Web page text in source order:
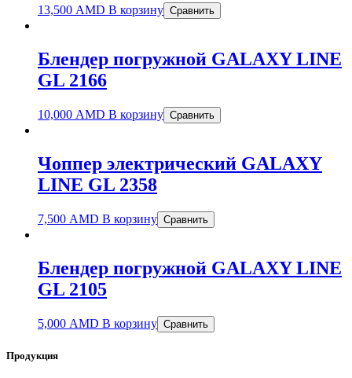
13,500 AMD В корзину Сравнить
Блендер погружной GALAXY LINE
GL 2166
10,000 AMD В корзину Сравнить
Чоппер электрический GALAXY
LINE GL 2358
7,500 AMD В корзину Сравнить
Блендер погружной GALAXY LINE
GL 2105
5,000 AMD В корзину Сравнить
Продукция